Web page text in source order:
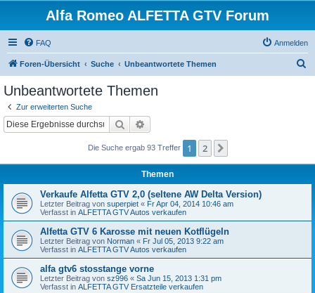
Alfa Romeo ALFETTA GTV Forum
FAQ Anmelden
Foren-Übersicht Suche Unbeantwortete Themen
Unbeantwortete Themen
Zur erweiterten Suche
Suche
Die Suche ergab 93 Treffer 1 2
Themen
Verkaufe Alfetta GTV 2,0 (seltene AW Delta Version)
Letzter Beitrag von superpiet « Fr Apr 04, 2014 10:46 am
Verfasst in ALFETTA GTV Autos verkaufen
Alfetta GTV 6 Karosse mit neuen Kotflügeln
Letzter Beitrag von Norman « Fr Jul 05, 2013 9:22 am
Verfasst in ALFETTA GTV Autos verkaufen
alfa gtv6 stosstange vorne
Letzter Beitrag von sz996 « Sa Jun 15, 2013 1:31 pm
Verfasst in ALFETTA GTV Ersatzteile verkaufen